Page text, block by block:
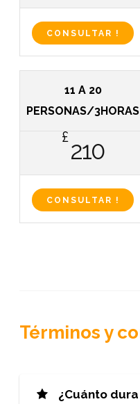
CONSULTAR !
11 A 20
PERSONAS/3HORAS
£210
CONSULTAR !
Términos y
¿Cuánto